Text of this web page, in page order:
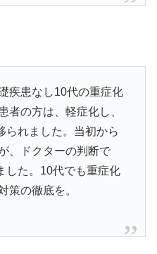
疾患なし10代の重症化
者の方は、軽症化し、
られました。当初から
、ドクターの判断で
した。10代でも重症化
策の徹底を。